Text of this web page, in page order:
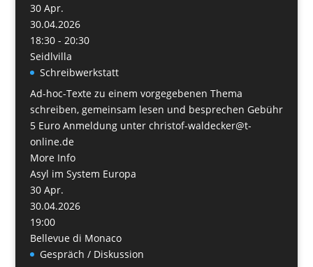
30 Apr.
30.04.2026
18:30 - 20:30
Seidlvilla
Schreibwerkstatt
Ad-hoc-Texte zu einem vorgegebenen Thema
schreiben, gemeinsam lesen und besprechen Gebühr
5 Euro Anmeldung unter christof-waldecker@t-
online.de
More Info
Asyl im System Europa
30 Apr.
30.04.2026
19:00
Bellevue di Monaco
Gespräch / Diskussion